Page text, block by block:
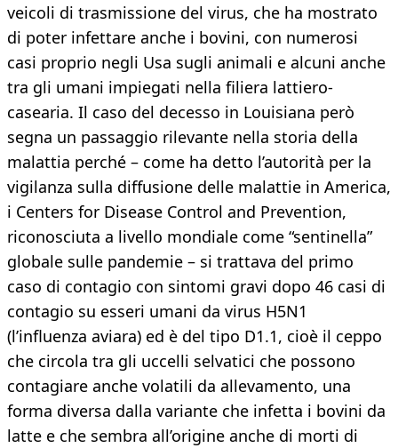
veicoli di trasmissione del virus, che ha mostrato
di poter infettare anche i bovini, con numerosi
casi proprio negli Usa sugli animali e alcuni anche
tra gli umani impiegati nella filiera lattiero-
casearia. Il caso del decesso in Louisiana però
segna un passaggio rilevante nella storia della
malattia perché – come ha detto l’autorità per la
vigilanza sulla diffusione delle malattie in America,
i Centers for Disease Control and Prevention,
riconosciuta a livello mondiale come “sentinella”
globale sulle pandemie – si trattava del primo
caso di contagio con sintomi gravi dopo 46 casi di
contagio su esseri umani da virus H5N1
(l’influenza aviara) ed è del tipo D1.1, cioè il ceppo
che circola tra gli uccelli selvatici che possono
contagiare anche volatili da allevamento, una
forma diversa dalla variante che infetta i bovini da
latte e che sembra all’origine anche di morti di